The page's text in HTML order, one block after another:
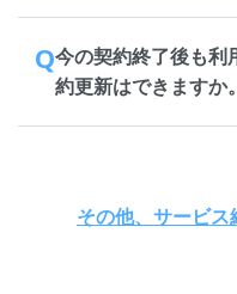
Q今の契約終了後も利
約更新はできますか。
その他、サービ